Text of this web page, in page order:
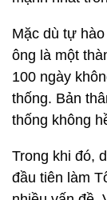
Mặc dù tự
ông là một
100 ngày
thống. Bản
thống không
Trong khi đó,
đầu tiên làm